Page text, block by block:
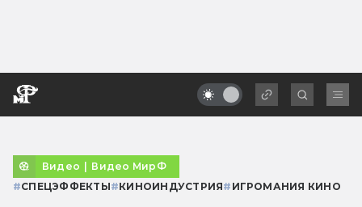
Видео | Видео МирФ
#СПЕЦЭФФЕКТЫ#КИНОИНДУСТРИЯ# ИГРОМАНИЯ КИНО